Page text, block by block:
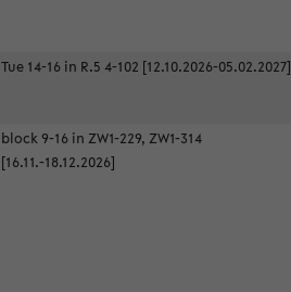
Tue 14-16 in R.5 4-102 [12.10.2026-05.02.2027]
block 9-16 in ZW1-229, ZW1-314
[16.11.-18.12.2026]